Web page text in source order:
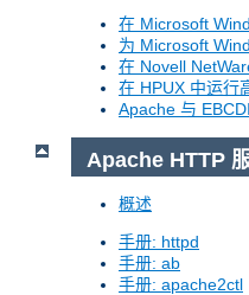
在 Microsoft
为 Microsoft
在 Novell
在 HPUX 中运行
Apache 与
Apache HTTP
概述
手册: httpd
手册: ab
手册: apache2ctl